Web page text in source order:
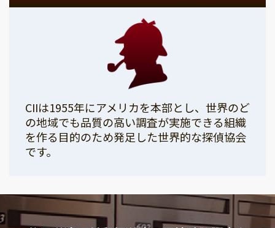
CIIは1955年にアメリカを本部とし、世界のど
の地域でも品質の高い調査が実施できる組織
を作る目的のため発足した世界的な探偵協会
です。